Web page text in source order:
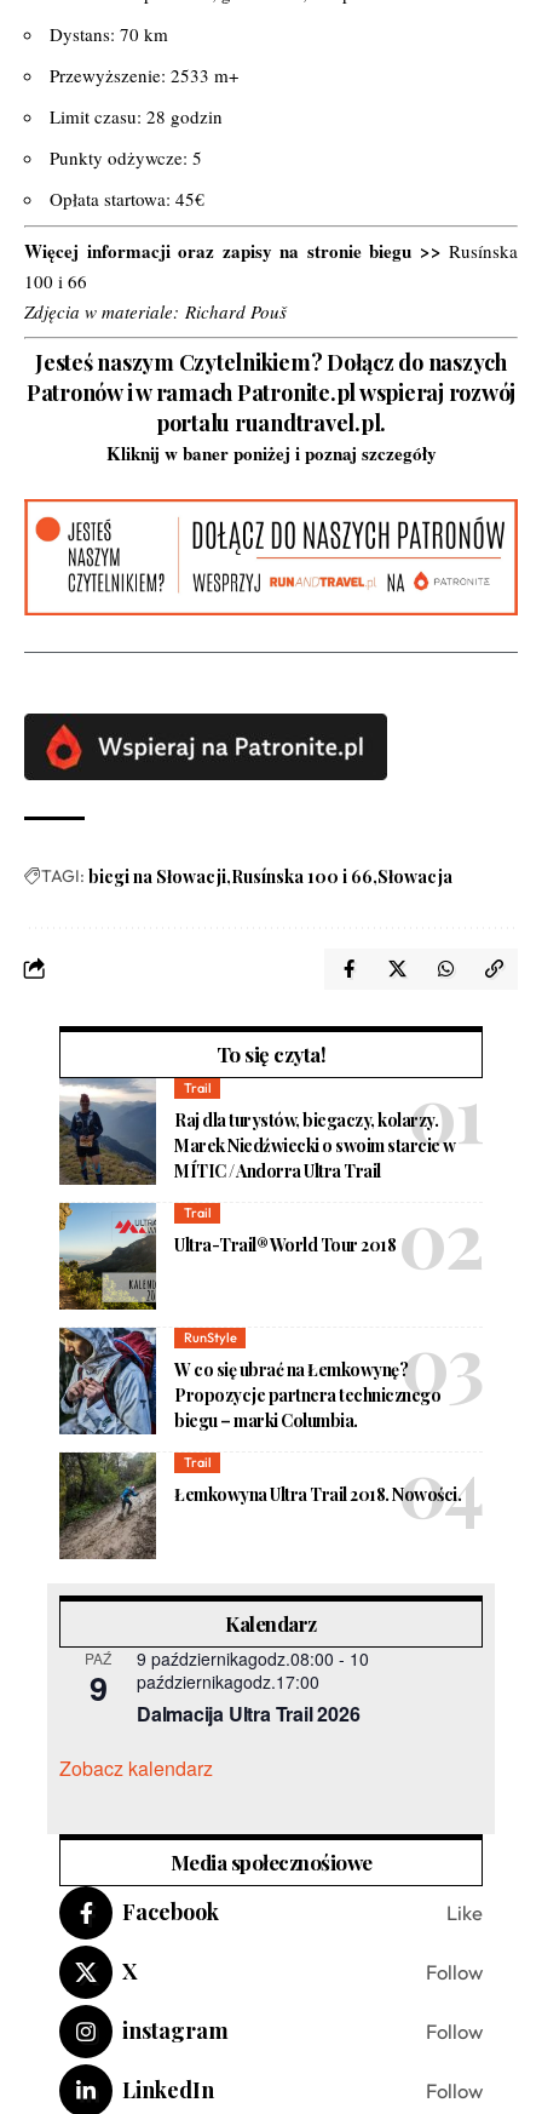
Dystans: 70 km
Przewyższenie: 2533 m+
Limit czasu: 28 godzin
Punkty odżywcze: 5
Opłata startowa: 45€
Więcej informacji oraz zapisy na stronie biegu >> Rusínska
100 i 66
Zdjęcia w materiale: Richard Pouš
Jesteś naszym Czytelnikiem? Dołącz do naszych
Patronów i w ramach Patronite.pl wspieraj rozwój
portalu ruandtravel.pl.
Kliknij w baner poniżej i poznaj szczegóły
TAGI: biegi na Słowacji Rusínska 100 i 66 Słowacja
To się czyta!
Trail
Raj dla turystów, biegaczy, kolarzy.
Marek Niedźwiecki o swoim starcie w
MÍTIC / Andorra Ultra Trail
Trail
Ultra-Trail® World Tour 2018
RunStyle
W co się ubrać na Łemkowynę?
Propozycje partnera technicznego
biegu – marki Columbia.
Trail
Łemkowyna Ultra Trail 2018. Nowości.
Kalendarz
PAŹ
9
9 październikagodz.08:00 - 10
październikagodz.17:00
Dalmacija Ultra Trail 2026
Zobacz kalendarz
Media społecznośiowe
Facebook Like
X Follow
instagram Follow
LinkedIn Follow